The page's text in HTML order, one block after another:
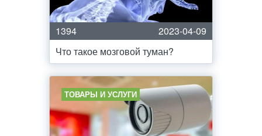
1394
2023-04-09
Что такое мозговой туман?
ТОВАРЫ И УСЛУГИ